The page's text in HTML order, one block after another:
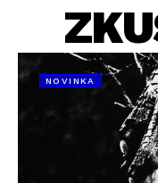
NOVINKA